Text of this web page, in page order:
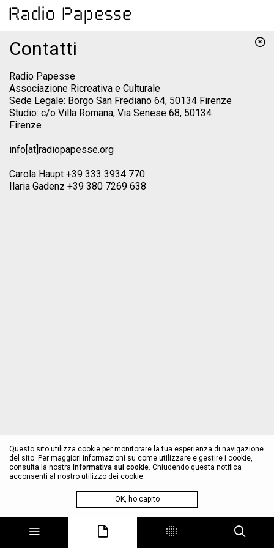
Contatti
Radio Papesse
Associazione Ricreativa e Culturale
Sede Legale: Borgo San Frediano 64, 50134 Firenze
Studio: c/o Villa Romana, Via Senese 68, 50134
Firenze
info[at]radiopapesse.org
Carola Haupt +39 333 3934 770
Ilaria Gadenz +39 380 7269 638
Questo sito utilizza cookie per monitorare la tua esperienza di navigazione
del sito. Per maggiori informazioni su come utilizzare e gestire i cookie,
consulta la nostra Informativa sui cookie. Chiudendo questa notifica
acconsenti al nostro utilizzo dei cookie.
OK, ho capito